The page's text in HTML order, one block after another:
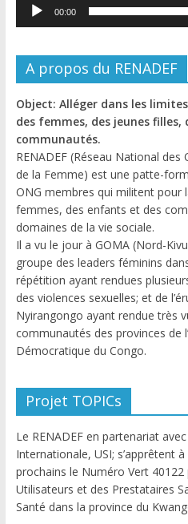
00:00
A propos du RENADEF
Object: Alléger dans les
des femmes, des jeunes
communautés.
RENADEF (Réseau National
de la Femme) est une patte-
ONG membres qui militent pour
femmes, des enfants et des
domaines de la vie sociale.
Il a vu le jour à GOMA (Nord-
groupe des leaders féminins
répétition ayant rendues
des violences sexuelles; et de
Nyirangongo ayant rendue très
communautés des provinces de
Démocratique du Congo.
Projet TOPICs
Le RENADEF en partenariat avec
Internationale, USI; s’apprêtent
prochains le Numéro Vert 40122
Utilisateurs et des Prestataires
Santé dans la province du